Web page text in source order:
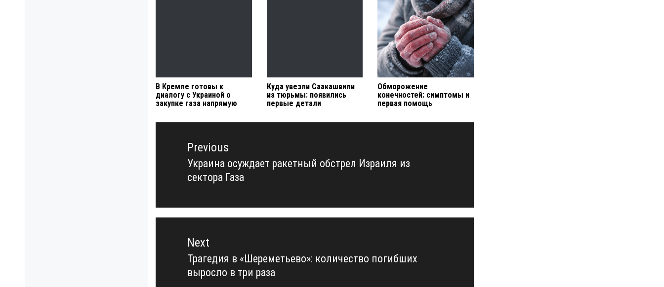
В Кремле готовы к
диалогу с Украиной о
закупке газа напрямую
Куда увезли Саакашвили
из тюрьмы: появились
первые детали
Обморожение
конечностей: симптомы и
первая помощь
Навигация
записямPrevious
Previous
post:
Украина осуждает ракетный обстрел Израиля из
сектора Газа
Next
Next
post:
Трагедия в «Шереметьево»: количество погибших
выросло в три раза